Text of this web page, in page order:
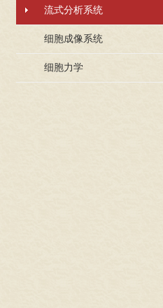
流式分析系统
细胞成像系统
细胞力学